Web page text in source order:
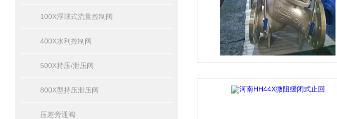
100X浮球式流量控制阀
400X水利控制阀
500X持压/泄压阀
800X型持压泄压阀
压差旁通阀